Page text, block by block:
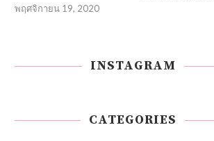
พฤศจิกายน 19, 2020
INSTAGRAM
CATEGORIES